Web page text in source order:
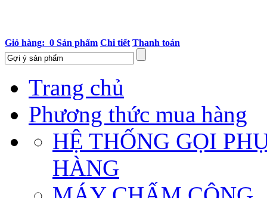
Giỏ hàng: 0 Sản phẩm Chi tiết Thanh toán
Trang chủ
Phương thức mua hàng
HỆ THỐNG GỌI
HÀNG